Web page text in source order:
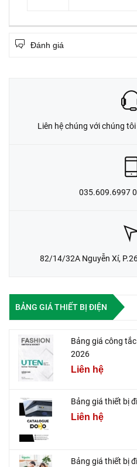
Đánh giá
Liên hệ chúng với chúng
035.609.6997
82/14/32A Nguyễn Xí,
BẢNG GIÁ THIẾT BỊ ĐIỆN
Bảng giá công
2026
Liên hệ
Bảng giá thiết bị
Liên hệ
Bảng giá thiết bị